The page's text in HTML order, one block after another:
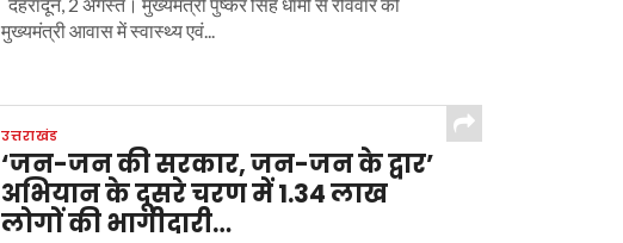
देहरादून, 2 अगस्त। मुख्यमंत्री पुष्कर सिंह धामी से रविवार को
मुख्यमंत्री आवास में स्वास्थ्य एवं...
उत्तराखंड
‘जन-जन की सरकार, जन-जन के द्वार’
अभियान के दूसरे चरण में 1.34 लाख
लोगों की भागीदारी…